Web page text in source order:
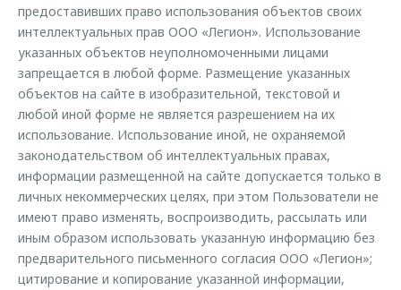
предоставивших право использования объектов своих
интеллектуальных прав ООО «Легион». Использование
указанных объектов неуполномоченными лицами
запрещается в любой форме. Размещение указанных
объектов на сайте в изобразительной, текстовой и
любой иной форме не является разрешением на их
использование. Использование иной, не охраняемой
законодательством об интеллектуальных правах,
информации размещенной на сайте допускается только в
личных некоммерческих целях, при этом Пользователи не
имеют право изменять, воспроизводить, рассылать или
иным образом использовать указанную информацию без
предварительного письменного согласия ООО «Легион»;
цитирование и копирование указанной информации,